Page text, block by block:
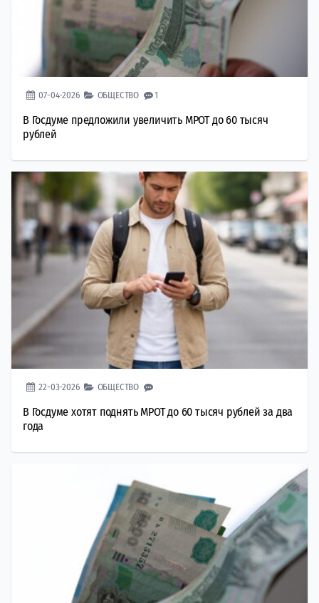
07-04-2026 ОБЩЕСТВО 1
В Госдуме предложили увеличить МРОТ до 60 тысяч
рублей
22-03-2026 ОБЩЕСТВО
В Госдуме хотят поднять МРОТ до 60 тысяч рублей за два
года